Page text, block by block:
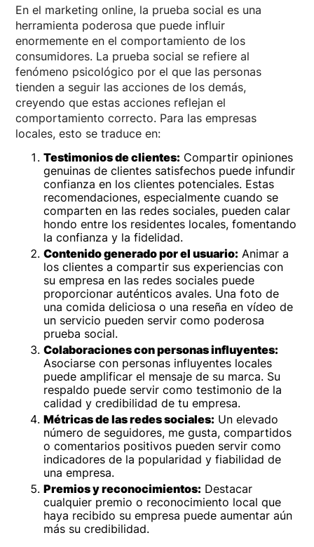
En el marketing online, la prueba social es una
herramienta poderosa que puede influir
enormemente en el comportamiento de los
consumidores. La prueba social se refiere al
fenómeno psicológico por el que las personas
tienden a seguir las acciones de los demás,
creyendo que estas acciones reflejan el
comportamiento correcto. Para las empresas
locales, esto se traduce en:
Testimonios de clientes: Compartir opiniones
genuinas de clientes satisfechos puede infundir
confianza en los clientes potenciales. Estas
recomendaciones, especialmente cuando se
comparten en las redes sociales, pueden calar
hondo entre los residentes locales, fomentando
la confianza y la fidelidad.
Contenido generado por el usuario: Animar a
los clientes a compartir sus experiencias con
su empresa en las redes sociales puede
proporcionar auténticos avales. Una foto de
una comida deliciosa o una reseña en vídeo de
un servicio pueden servir como poderosa
prueba social.
Colaboraciones con personas influyentes:
Asociarse con personas influyentes locales
puede amplificar el mensaje de su marca. Su
respaldo puede servir como testimonio de la
calidad y credibilidad de tu empresa.
Métricas de las redes sociales: Un elevado
número de seguidores, me gusta, compartidos
o comentarios positivos pueden servir como
indicadores de la popularidad y fiabilidad de
una empresa.
Premios y reconocimientos: Destacar
cualquier premio o reconocimiento local que
haya recibido su empresa puede aumentar aún
más su credibilidad.